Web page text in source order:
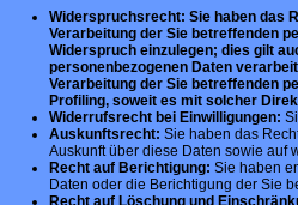
Widerspruchsrecht: Sie haben das
Verarbeitung der Sie betreffenden
Widerspruch einzulegen; dies gilt
personenbezogenen Daten
Verarbeitung der Sie betreffenden
Profiling, soweit es mit solcher
Widerrufsrecht bei Einwilligungen:
Auskunftsrecht: Sie haben das
Auskunft über diese Daten sowie auf
Recht auf Berichtigung: Sie haben
Daten oder die Berichtigung der Sie
Recht auf Löschung und